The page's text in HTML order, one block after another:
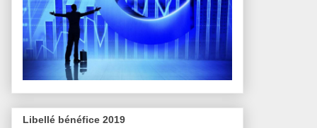
Libellé bénéfice 2019